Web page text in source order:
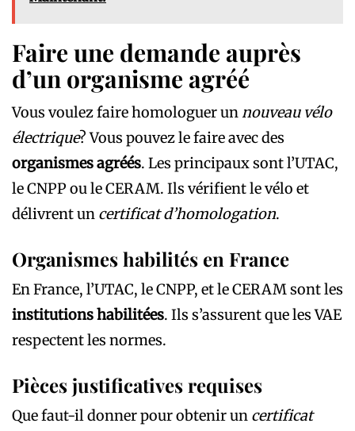
Faire une demande auprès
d’un organisme agréé
Vous voulez faire homologuer unnouveau vélo
électrique? Vous pouvez le faire avec des
organismes agréés. Les principaux sont l’UTAC,
le CNPP ou le CERAM. Ils vérifient le vélo et
délivrent un certificat d’homologation.
Organismes habilités en France
En France, l’UTAC, le CNPP, et le CERAM sont les
institutions habilitées. Ils s’assurent que les VAE
respectent les normes.
Pièces justificatives requises
Que faut-il donner pour obtenir un certificat